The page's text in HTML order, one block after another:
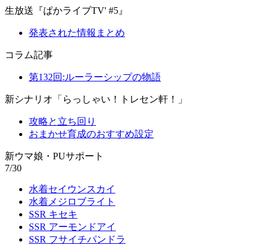
生放送『ぱかライブTV' #5』
発表された情報まとめ
コラム記事
第132回:ルーラーシップの物語
新シナリオ「らっしゃい！トレセン軒！」
攻略と立ち回り
おまかせ育成のおすすめ設定
新ウマ娘・PUサポート
7/30
水着セイウンスカイ
水着メジロブライト
SSR キセキ
SSR アーモンドアイ
SSR フサイチパンドラ